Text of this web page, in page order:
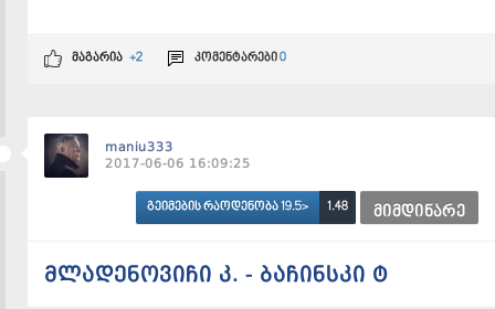
მაგარია +2 კომენტარები0
maniu333
2017-06-06 16:09:25
გეიმების რაოდენობა 19.5> 1.48 მიმდინარე
მლადენოვიჩი კ. - ბაჩინსკი ტ